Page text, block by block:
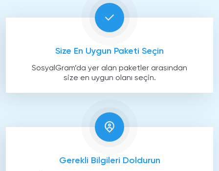
Size En Uygun Paketi Seçin
SosyalGram’da yer alan paketler arasından
size en uygun olanı seçin.
Gerekli Bilgileri Doldurun